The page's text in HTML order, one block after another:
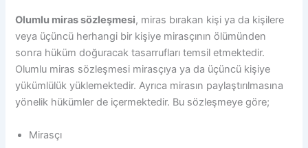
Olumlu miras sözleşmesi, miras bırakan kişi ya da kişilere
veya üçüncü herhangi bir kişiye mirasçının ölümünden
sonra hüküm doğuracak tasarrufları temsil etmektedir.
Olumlu miras sözleşmesi mirasçıya ya da üçüncü kişiye
yükümlülük yüklemektedir. Ayrıca mirasın paylaştırılmasına
yönelik hükümler de içermektedir. Bu sözleşmeye göre;
Mirasçı